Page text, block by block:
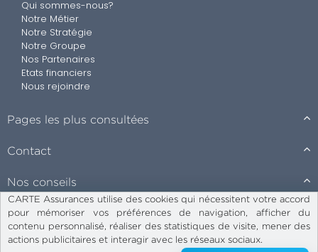
Qui sommes-nous?
Notre Métier
Notre Stratégie
Notre Groupe
Nos Partenaires
Etats financiers
Nous rejoindre
Pages les plus consultées
Contact
Nos conseils
Charte de protection des données
Conditions d’utilisation
CARTE Assurances utilise des cookies qui nécessitent votre accord
pour mémoriser vos préférences de navigation, afficher du
contenu personnalisé, réaliser des statistiques de visite, mener des
actions publicitaires et interagir avec les réseaux sociaux.